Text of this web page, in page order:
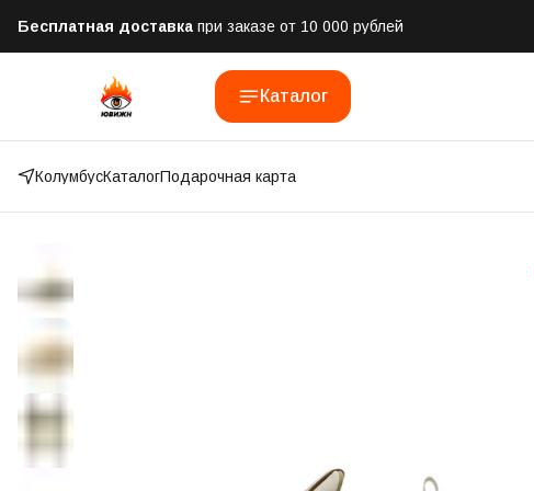
Бесплатная доставка при заказе от 10 000 рублей
Отправим заказ в течении часа после оформления
Оплатим до 50% доставки Яндекс.Доставка и СДЭК
Каталог
КолумбусКаталогПодарочная карта